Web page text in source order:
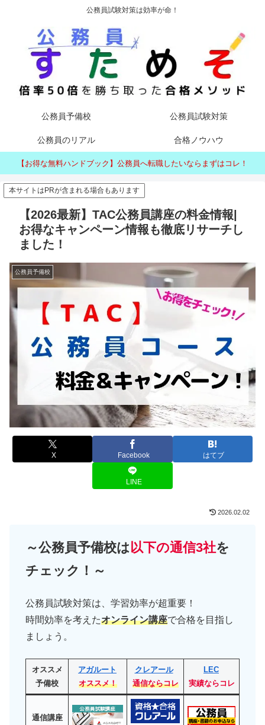
公務員試験対策は効率が命！
公務員予備校 公務員試験対策
公務員のリアル 合格ノウハウ
【お得な無料ハンドブック】公務員へ転職したいならまずはコレ！
本サイトはPRが含まれる場合もあります
【2026最新】TAC公務員講座の料金情報|
お得なキャンペーン情報も徹底リサーチし
ました！
公務員予備校
X Facebook はてブ
LINE
2026.02.02
～公務員予備校は 以下の通信3社を
チェック！～
公務員試験対策は、学習効率が超重要！
時間効率を考えたオンライン講座で合格を目指し
ましょう。
オススメ
予備校
アガルート
オススメ！
クレアール
通信ならコレ
LEC
実績ならコレ
通信講座